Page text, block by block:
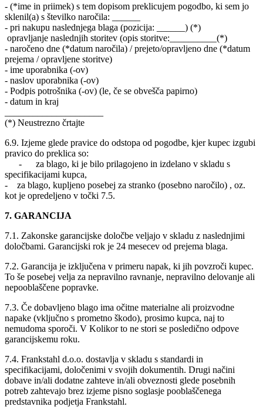
- (*ime in priimek) s tem dopisom preklicujem pogodbo, ki sem jo
sklenil(a) s številko naročila: ______
- pri nakupu naslednjega blaga (pozicija: ______) (*)
opravljanje naslednjih storitev (opis storitve:__________(*)
- naročeno dne (*datum naročila) / prejeto/opravljeno dne (*datum
prejema / opravljene storitve)
- ime uporabnika (-ov)
- naslov uporabnika (-ov)
- Podpis potrošnika (-ov) (le, če se obvešča papirno)
- datum in kraj
(*) Neustrezno črtajte
6.9. Izjeme glede pravice do odstopa od pogodbe, kjer kupec izgubi
pravico do preklica so:
- za blago, ki je bilo prilagojeno in izdelano v skladu s
specifikacijami kupca,
- za blago, kupljeno posebej za stranko (posebno naročilo) , oz.
kot je opredeljeno v točki 7.5.
7. GARANCIJA
7.1. Zakonske garancijske določbe veljajo v skladu z naslednjimi
določbami. Garancijski rok je 24 mesecev od prejema blaga.
7.2. Garancija je izključena v primeru napak, ki jih povzroči kupec.
To še posebej velja za nepravilno ravnanje, nepravilno delovanje ali
nepooblaščene popravke.
7.3. Če dobavljeno blago ima očitne materialne ali proizvodne
napake (vključno s prometno škodo), prosimo kupca, naj to
nemudoma sporoči. V Kolikor to ne stori se posledično odpove
garancijskemu roku.
7.4. Frankstahl d.o.o. dostavlja v skladu s standardi in
specifikacijami, določenimi v svojih dokumentih. Drugi načini
dobave in/ali dodatne zahteve in/ali obveznosti glede posebnih
potreb zahtevajo brez izjeme pisno soglasje pooblaščenega
predstavnika podjetja Frankstahl.